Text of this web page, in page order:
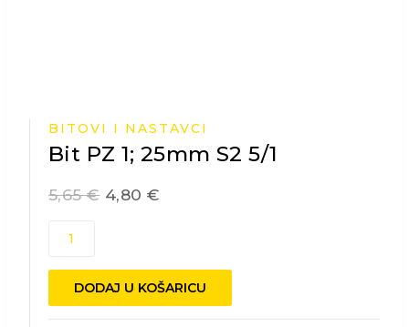
BITOVI I NASTAVCI
Bit PZ 1; 25mm S2 5/1
5,65€ 4,80 €
1;
25mm
S2
DODAJ U KOŠARICU